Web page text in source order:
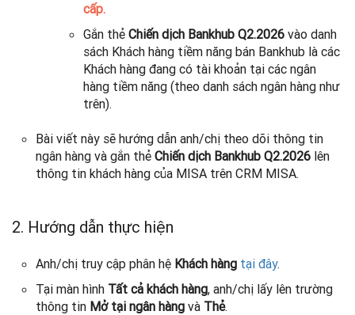
cấp.
Gắn thẻ Chiến dịch Bankhub Q2.2026 vào danh
sách Khách hàng tiềm năng bán Bankhub là các
Khách hàng đang có tài khoản tại các ngân
hàng tiềm năng (theo danh sách ngân hàng như
trên).
Bài viết này sẽ hướng dẫn anh/chị theo dõi thông tin
ngân hàng và gắn thẻ Chiến dịch Bankhub Q2.2026 lên
thông tin khách hàng của MISA trên CRM MISA.
2. Hướng dẫn thực hiện
Anh/chị truy cập phân hệ Khách hàng tại đây.
Tại màn hình Tất cả khách hàng, anh/chị lấy lên trường
thông tin Mở tại ngân hàng và Thẻ.